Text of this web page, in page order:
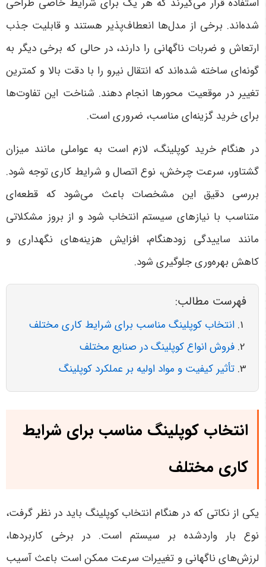
استفاده قرار می‌گیرند که هر یک برای شرایط خاصی طراحی
شده‌اند. برخی از مدل‌ها انعطاف‌پذیر هستند و قابلیت جذب
ارتعاش و ضربات ناگهانی را دارند، در حالی که برخی دیگر به
گونه‌ای ساخته شده‌اند که انتقال نیرو را با دقت بالا و کمترین
تغییر در موقعیت محورها انجام دهند. شناخت این تفاوت‌ها
برای خرید گزینه‌ای مناسب، ضروری است.
در هنگام خرید کوپلینگ، لازم است به عواملی مانند میزان
گشتاور، سرعت چرخش، نوع اتصال و شرایط کاری توجه شود.
بررسی دقیق این مشخصات باعث می‌شود که قطعه‌ای
متناسب با نیازهای سیستم انتخاب شود و از بروز مشکلاتی
مانند ساییدگی زودهنگام، افزایش هزینه‌های نگهداری و
کاهش بهره‌وری جلوگیری شود.
فهرست مطالب:
انتخاب کوپلینگ مناسب برای شرایط کاری مختلف
فروش انواع کوپلینگ در صنایع مختلف
تأثیر کیفیت و مواد اولیه بر عملکرد کوپلینگ
انتخاب کوپلینگ مناسب برای شرایط
کاری مختلف
یکی از نکاتی که در هنگام انتخاب کوپلینگ باید در نظر گرفت،
نوع بار واردشده بر سیستم است. در برخی کاربردها،
لرزش‌های ناگهانی و تغییرات سرعت ممکن است باعث آسیب